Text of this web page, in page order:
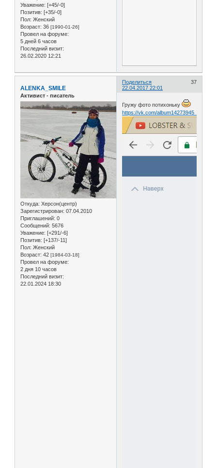
Уважение: [+45/-0]
Позитив: [+35/-0]
Пол: Женский
Возраст: 36 [1990-01-26]
Провел на форуме:
5 дней 6 часов
Последний визит:
26.02.2020 12:21
Поделиться
37
22.04.2017 22:01
ALENKA_SMILE
Активист - писатель
Откуда: Херсон(центр)
Зарегистрирован: 07.04.2010
Приглашений: 0
Сообщений: 5676
Уважение: [+291/-6]
Позитив: [+137/-11]
Пол: Женский
Возраст: 42 [1984-03-18]
Провел на форуме:
2 дня 10 часов
Последний визит:
22.01.2024 18:30
Гружу фото потихоньку
https://vk.com/